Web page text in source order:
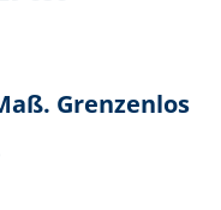
Grenzenlos